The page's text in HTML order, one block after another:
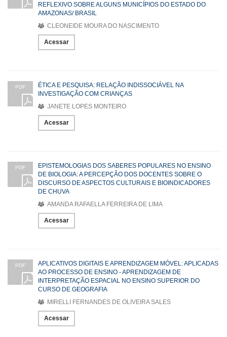
REFLEXIVO SOBRE ALGUNS MUNICÍPIOS DO ESTADO DO
AMAZONAS/ BRASIL
CLEONEIDE MOURA DO NASCIMENTO
Acessar
PDF
ÉTICA E PESQUISA: RELAÇÃO INDISSOCIÁVEL NA
INVESTIGAÇÃO COM CRIANÇAS
JANETE LOPES MONTEIRO
Acessar
PDF
EPISTEMOLOGIAS DOS SABERES POPULARES NO ENSINO
DE BIOLOGIA: A PERCEPÇÃO DOS DOCENTES SOBRE O
DISCURSO DE ASPECTOS CULTURAIS E BIOINDICADORES
DE CHUVA
AMANDA RAFAELLA FERREIRA DE LIMA
Acessar
PDF
APLICATIVOS DIGITAIS E APRENDIZAGEM MÓVEL: APLICADAS
AO PROCESSO DE ENSINO - APRENDIZAGEM DE
INTERPRETAÇÃO ESPACIAL NO ENSINO SUPERIOR DO
CURSO DE GEOGRAFIA
MIRELLI FERNANDES DE OLIVEIRA SALES
Acessar